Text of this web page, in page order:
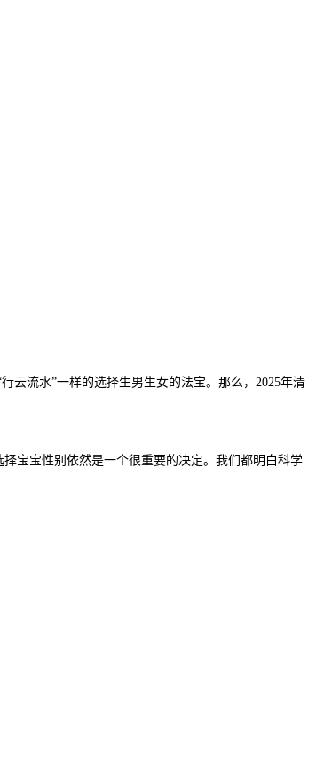
流水”一样的选择生男生女的法宝。那么，2025年清
宝宝性别依然是一个很重要的决定。我们都明白科学